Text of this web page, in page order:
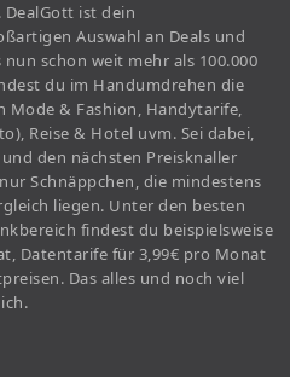
DealGott ist dein
Auswahl an Deals und
schon weit mehr als 100.000
du im Handumdrehen die
Mode & Fashion, Handytarife,
Reise & Hotel uvm. Sei dabei,
den nächsten Preisknaller
Schnäppchen, die mindestens
liegen. Unter den besten
findest du beispielsweise
Datentarife für 3,99€ pro Monat
Das alles und noch viel